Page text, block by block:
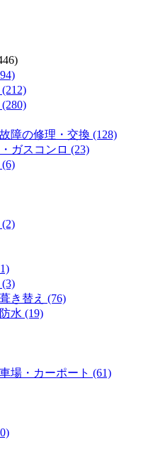
障の修理・交換 (128)
ガスコンロ (23)
き替え (76)
水 (19)
場・カーポート (61)